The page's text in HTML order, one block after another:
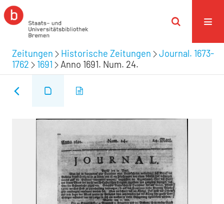
Zeitungen Historische Zeitungen
Journal. 1673-
1762
1691 Anno 1691. Num. 24.